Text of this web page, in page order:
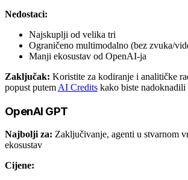
Nedostaci:
Najskuplji od velika tri
Ograničeno multimodalno (bez zvuka/
Manji ekosustav od OpenAI-ja
Zaključak: Koristite za kodiranje i analitičke
popust putem AI Credits kako biste
OpenAI GPT
Najbolji za: Zaključivanje, agenti u stvarnom
ekosustav
Cijene: